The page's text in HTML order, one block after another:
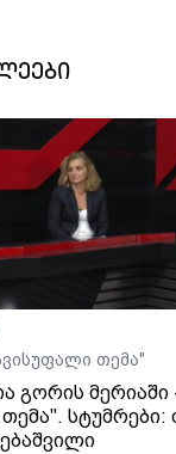
თემა"
გორის მერიაში
სტუმრები: